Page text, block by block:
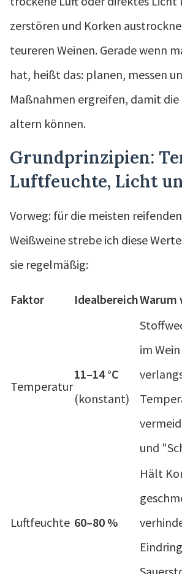
zerstören und Korken
teureren Weinen. Gerade wenn
hat, heißt das: planen, messen
Maßnahmen ergreifen, damit die
altern können.
Grundprinzipien:
Luftfeuchte, Licht
Vorweg: für die meisten
Weißweine strebe ich diese
sie regelmäßig:
Faktor IdealbereichWarum
Temperatur
11–14 °C
(konstant)
im
und
Luftfeuchte 60–80 %
Hält